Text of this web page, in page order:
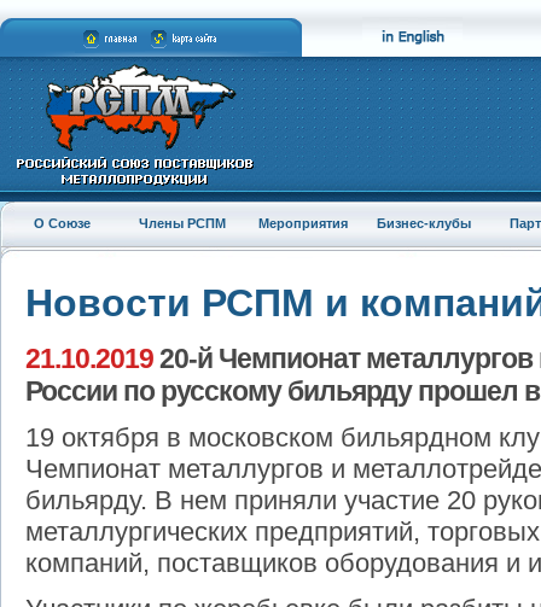
О Союзе Члены РСПМ Мероприятия Бизнес-клубы
Новости РСПМ и
21.10.201920-й Чемпионат
России по русскому бильярду прошел
19 октября в московском бильярдном
Чемпионат металлургов и
бильярду. В нем приняли участие 20
металлургических предприятий,
компаний, поставщиков оборудования и